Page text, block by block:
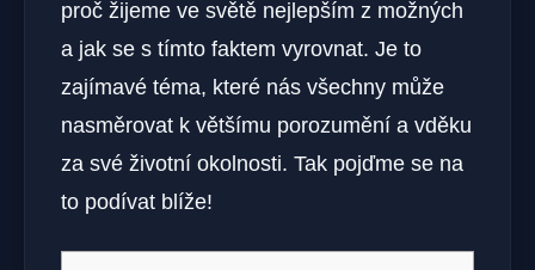
proč žijeme ve světě nejlepším z možných
a jak se s tímto faktem vyrovnat. Je to
zajímavé téma, které nás všechny může
nasměrovat k většímu porozumění a vděku
za své životní okolnosti. Tak pojďme se na
to podívat blíže!